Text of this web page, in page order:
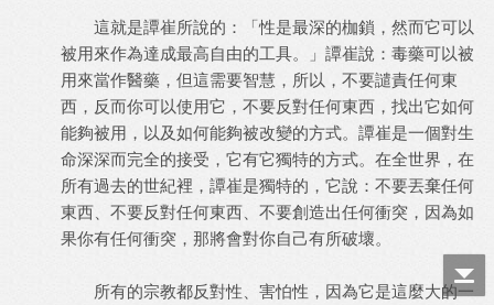
這就是譚崔所說的：「性是最深的枷鎖，然而它可以
被用來作為達成最高自由的工具。」譚崔說：毒藥可以被
用來當作醫藥，但這需要智慧，所以，不要譴責任何東
西，反而你可以使用它，不要反對任何東西，找出它如何
能夠被用，以及如何能夠被改變的方式。譚崔是一個對生
命深深而完全的接受，它有它獨特的方式。在全世界，在
所有過去的世紀裡，譚崔是獨特的，它說：不要丟棄任何
東西、不要反對任何東西、不要創造出任何衝突，因為如
果你有任何衝突，那將會對你自己有所破壞。
所有的宗教都反對性、害怕性，因為它是這麼大的一